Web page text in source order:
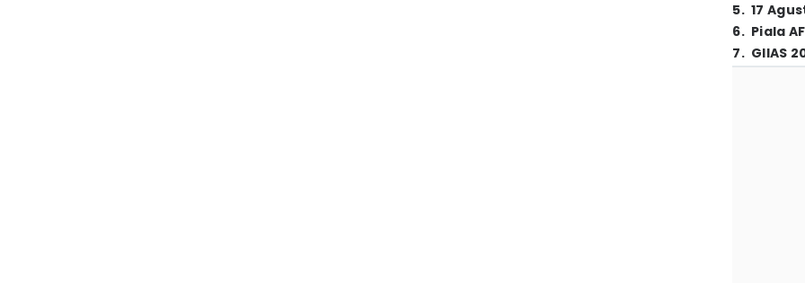
5. 17
6. Piala
7. GIIAS